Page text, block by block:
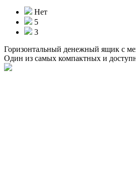
Нет
5
3
Горизонтальный денежный ящик с
Один из самых компактных и